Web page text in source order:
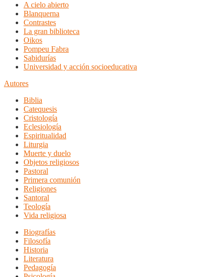
A cielo abierto
Blanquerna
Contrastes
La gran biblioteca
Oikos
Pompeu Fabra
Sabidurías
Universidad y acción socioeducativa
Autores
Biblia
Catequesis
Cristología
Eclesiología
Espiritualidad
Liturgia
Muerte y duelo
Objetos religiosos
Pastoral
Primera comunión
Religiones
Santoral
Teología
Vida religiosa
Biografías
Filosofía
Historia
Literatura
Pedagogía